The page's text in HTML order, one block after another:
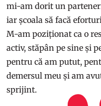
mi-am dorit un
iar școala să facă
M-am poziționat ca o
activ, stăpân pe sine și
pentru că am putut,
demersul meu și am
sprijint.